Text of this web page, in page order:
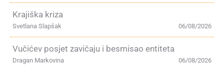
Krajiška kriza
06/08/2026
Svetlana Slapšak
Vučićev posjet zavičaju i besmisao entiteta
06/08/2026
Dragan Markovina